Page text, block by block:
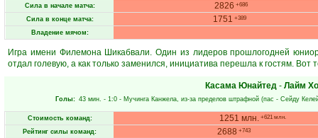
Сила в начале матча: 2826 +686
Сила в конце матча: 1751 +389
Владение мячом:
Игра имени Филемона Шикабвали. Один из лидеров прошлогодней
отдал голевую, а как только заменился, инициатива перешла к гостям. Вот
Касама Юнайтед - Лайм
Голы: 43 мин. - 1:0 - Мучинга Канжела, из-за пределов штрафной (пас - Сейду
Стоимость команд: 1251 млн. +621 млн.
Рейтинг силы команд: 2688 +743